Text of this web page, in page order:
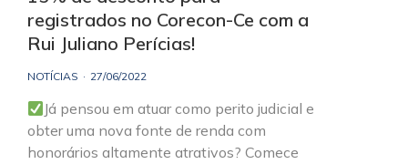
registrados no Corecon-Ce com a
Rui Juliano Perícias!
NOTÍCIAS 27/06/2022
Já pensou em atuar como perito judicial e
obter uma nova fonte de renda com
honorários altamente atrativos? Comece